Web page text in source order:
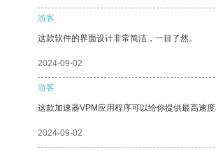
游客
这款软件的界面设计非常简洁，一目了然。
2024-09-02
游客
这款加速器VPM应用程序可以给你提供最高速
2024-09-02